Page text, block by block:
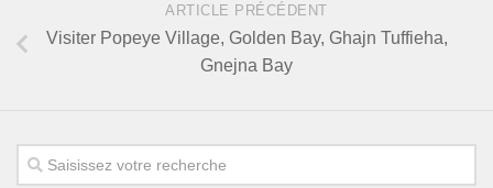
ARTICLE PRÉCÉDENT
Visiter Popeye Village, Golden Bay, Ghajn Tuffieha,
Gnejna Bay